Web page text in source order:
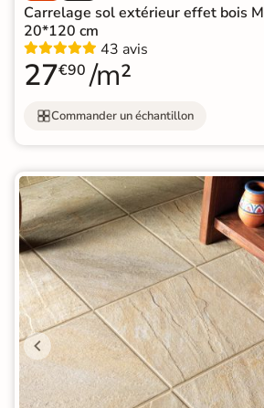
Carrelage sol extérieur effet bois
20*120 cm
43 avis
27€90 /m²
Commander un échantillon